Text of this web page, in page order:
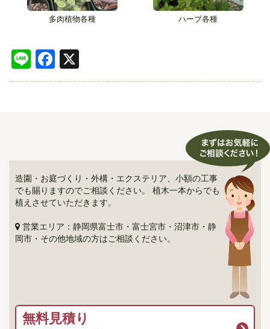
多肉植物各種 ハーブ各種
LineFacebook
造園・お庭づくり・外構・エクステリア、小額の工事
でも賜りますのでご相談ください。 植木一本からでも
植えさせていただきます。
営業エリア：静岡県富士市・富士宮市・沼津市・静
岡市・その他地域の方はご相談ください。
無料見積り